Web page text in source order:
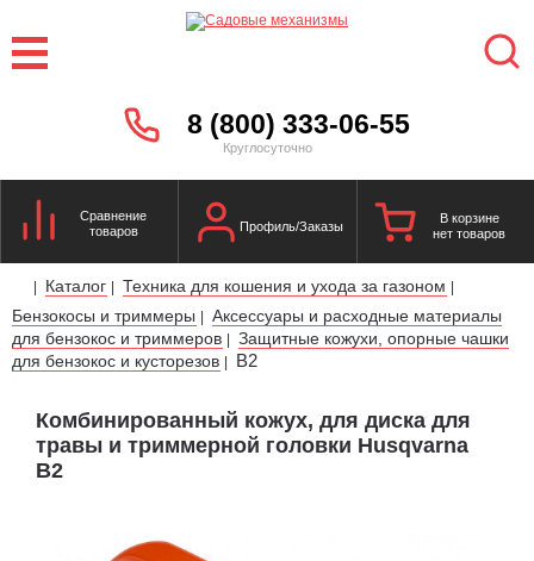
8 (800) 333-06-55
Круглосуточно
Сравнение
товаров
Профиль/Заказы
В корзине
нет товаров
| Каталог | Техника для кошения и ухода за газоном |
Бензокосы и триммеры | Аксессуары и расходные материалы
для бензокос и триммеров | Защитные кожухи, опорные чашки
для бензокос и кусторезов | B2
Комбинированный кожух, для диска для
травы и триммерной головки Husqvarna
B2